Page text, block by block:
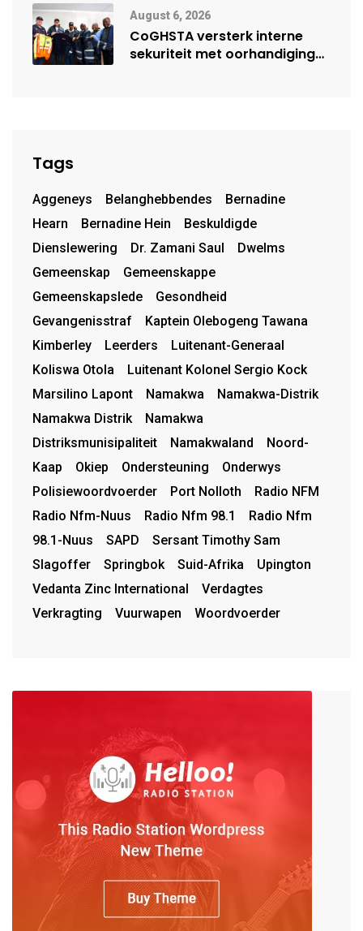
August 6, 2026
CoGHSTA versterk interne
sekuriteit met oorhandiging
Tags
Aggeneys Belanghebbendes
Bernadine
Hearn
Bernadine Hein
Beskuldigde
Dienslewering
Dr. Zamani Saul
Dwelms
Gemeenskap
Gemeenskappe
Gemeenskapslede
Gesondheid
Gevangenisstraf
Kaptein Olebogeng Tawana
Kimberley
Leerders
Luitenant-Generaal
Koliswa Otola
Luitenant Kolonel Sergio Kock
Marsilino Lapont
Namakwa
Namakwa-Distrik
Namakwa Distrik
Namakwa
Distriksmunisipaliteit
Namakwaland
Noord-
Kaap
Okiep Ondersteuning
Onderwys
Polisiewoordvoerder
Port Nolloth
Radio NFM
Radio Nfm-Nuus
Radio Nfm 98.1
Radio Nfm
98.1-Nuus
SAPD
Sersant Timothy Sam
Slagoffer
Springbok Suid-Afrika
Upington
Vedanta Zinc International
Verdagtes
Verkragting
Vuurwapen Woordvoerder